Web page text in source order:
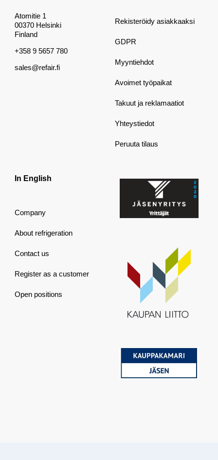
Atomitie 1
00370 Helsinki
Finland
+358 9 5657 780
sales@refair.fi
Rekisteröidy asiakkaaksi
GDPR
Myyntiehdot
Avoimet työpaikat
Takuut ja reklamaatiot
Yhteystiedot
Peruuta tilaus
In English
Company
About refrigeration
Contact us
Register as a customer
Open positions